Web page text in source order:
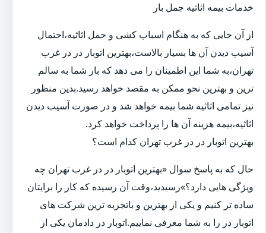
خدمات بیمه اثاثیه جمل بار
از آن جایی که به هنگام اسباب کشی و حمل اثاثیه،احتمال
آسیب دیدن آن ها بسیار بالاست،بهترین اتوبار در در غرب
تهران،به شما این اطمینان را می دهد که بار شما به سالم
ترین و بهترین نحو ممکن به مقصد خواهد رسید.بدین منظور
نیز تمامی اثاثیه شما بیمه خواهد شد و در صورت آسیب دیدن
اثاثیه،بیمه هزینه آن ها را پرداخت خواهد کرد.
بهترین اتوبار در در غرب تهران کدام است؟
حال که به پاسخ سوال «بهترین اتوبار در در غرب تهران چه
ویژگی هایی دارد؟»رسیدید،وقت آن رسیده که کار را برایتان
ساده تر کنیم و یکی از بهترین و باتجربه ترین شرکت های
اتوبار در را به شما معرفی نماییم.اتوبار در دادمان یکی از